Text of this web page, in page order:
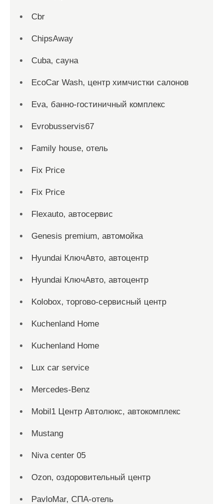
Cbr
ChipsAway
Cuba, сауна
EcoCar Wash, центр химчистки салонов
Eva, банно-гостиничный комплекс
Evrobusservis67
Family house, отель
Fix Price
Fix Price
Flexauto, автосервис
Genesis premium, автомойка
Hyundai КлючАвто, автоцентр
Hyundai КлючАвто, автоцентр
Kolobox, торгово-сервисный центр
Kuchenland Home
Kuchenland Home
Lux car service
Mercedes-Benz
Mobil1 Центр Автолюкс, автокомплекс
Mustang
Niva center 05
Ozon, оздоровительный центр
PavloMar, СПА-отель